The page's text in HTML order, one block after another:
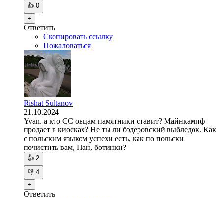
👍 0
+
Ответить
Скопировать ссылку
Пожаловаться
Rishat Sultanov
21.10.2024
Yvan, а кто СС овцам памятники ставит? Майнкампф
продает в киосках? Не ты ли бэдеровский выбледок. Как
с польским языком успехи есть, как по польски
почистить вам, Пан, ботинки?
👍 2
👎 4
+
Ответить